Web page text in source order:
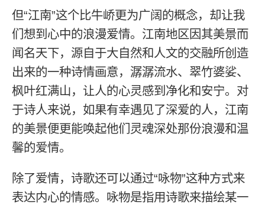
但“江南”这个比牛峤更为广阔的概念，却让我
们想到心中的浪漫爱情。江南地区因其美景而
闻名天下，源自于大自然和人文的交融所创造
出来的一种诗情画意，潺潺流水、翠竹婆娑、
枫叶红满山，让人的心灵感到净化和安宁。对
于诗人来说，如果有幸遇见了深爱的人，江南
的美景便更能唤起他们灵魂深处那份浪漫和温
馨的爱情。
除了爱情，诗歌还可以通过“咏物”这种方式来
表达内心的情感。咏物是指用诗歌来描绘某一